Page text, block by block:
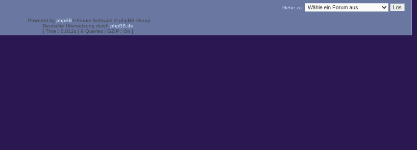
Gehe zu:
Powered by phpBB® Forum Software © phpBB Group
Deutsche Übersetzung durch phpBB.de
[ Time : 0.012s | 9 Queries | GZIP : On ]